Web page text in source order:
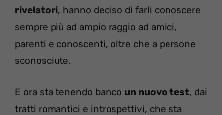
rivelatori, hanno deciso di farli conoscere
sempre più ad ampio raggio ad amici,
parenti e conoscenti, oltre che a persone
sconosciute.
E ora sta tenendo banco un nuovo test, dai
tratti romantici e introspettivi, che sta